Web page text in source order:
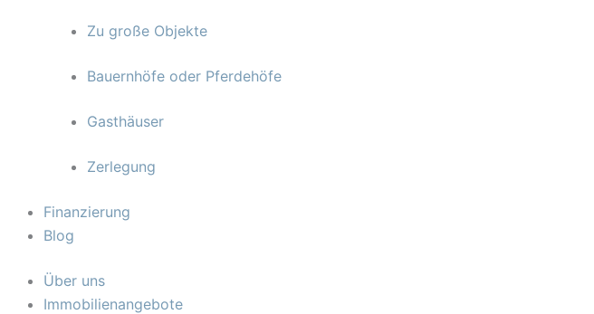
Zu große Objekte
Bauernhöfe oder Pferdehöfe
Gasthäuser
Zerlegung
Finanzierung
Blog
Über uns
Immobilienangebote